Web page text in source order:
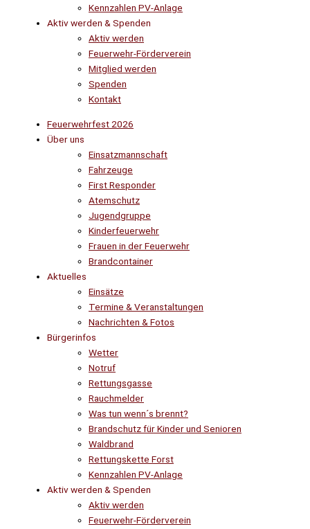
Kennzahlen PV-Anlage
Aktiv werden & Spenden
Aktiv werden
Feuerwehr-Förderverein
Mitglied werden
Spenden
Kontakt
Feuerwehrfest 2026
Über uns
Einsatzmannschaft
Fahrzeuge
First Responder
Atemschutz
Jugendgruppe
Kinderfeuerwehr
Frauen in der Feuerwehr
Brandcontainer
Aktuelles
Einsätze
Termine & Veranstaltungen
Nachrichten & Fotos
Bürgerinfos
Wetter
Notruf
Rettungsgasse
Rauchmelder
Was tun wenn´s brennt?
Brandschutz für Kinder und Senioren
Waldbrand
Rettungskette Forst
Kennzahlen PV-Anlage
Aktiv werden & Spenden
Aktiv werden
Feuerwehr-Förderverein